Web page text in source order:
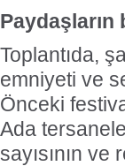
Paydaşların
Toplantıda,
emniyeti ve
Önceki
Ada
sayısının